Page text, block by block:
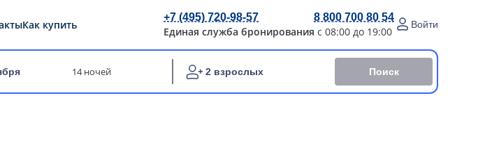
Как купить
+7 (495) 720-98-57 8 800 700 80 54
Единая служба бронирования с 08:00 до 19:00
Войти
14 ночей 2 взрослых Поиск